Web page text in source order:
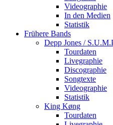
Videographie
In den Medien
Statistik
Frühere Bands
Depp Jones /
Tourdaten
Livegraphie
Discographie
Songtexte
Videographie
Statistik
King Køng
Tourdaten